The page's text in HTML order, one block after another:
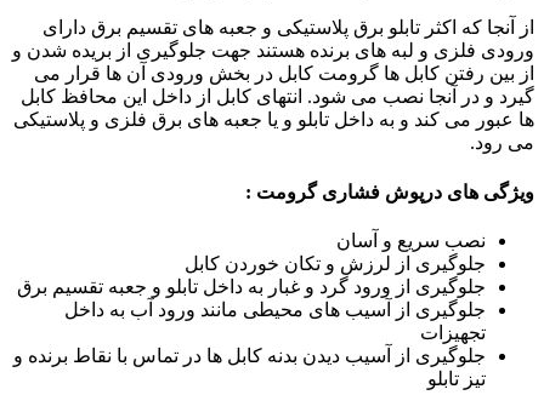
از آنجا که اکثر تابلو برق پلاستیکی و جعبه های تقسیم برق دارای
ورودی فلزی و لبه های برنده هستند جهت جلوگیری از بریده شدن و
از بین رفتن کابل ها گرومت کابل در بخش ورودی آن ها قرار می
گیرد و در آنجا نصب می شود. انتهای کابل از داخل این محافظ کابل
ها عبور می کند و به داخل تابلو و یا جعبه های برق فلزی و پلاستیکی
می رود.
ویژگی های درپوش فشاری گرومت :
نصب سریع و آسان
جلوگیری از لرزش و تکان خوردن کابل
جلوگیری از ورود گرد و غبار به داخل تابلو و جعبه تقسیم برق
جلوگیری از آسیب های محیطی مانند ورود آب به داخل
تجهیزات
جلوگیری از آسیب دیدن بدنه کابل ها در تماس با نقاط برنده و
تیز تابلو